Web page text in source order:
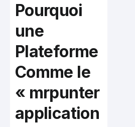
Pourquoi
une
Plateforme
Comme le
« mrpunter
application